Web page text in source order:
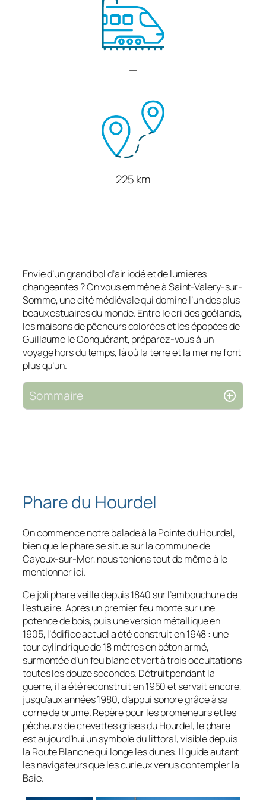
—
225 km
Envie d’un grand bol d’air iodé et de lumières
changeantes ? On vous emmène à Saint-Valery-sur-
Somme, une cité médiévale qui domine l’un des plus
beaux estuaires du monde. Entre le cri des goélands,
les maisons de pêcheurs colorées et les épopées de
Guillaume le Conquérant, préparez-vous à un
voyage hors du temps, là où la terre et la mer ne font
plus qu’un.
Sommaire
Phare du Hourdel
On commence notre balade à la Pointe du Hourdel,
bien que le phare se situe sur la commune de
Cayeux-sur-Mer, nous tenions tout de même à le
mentionner ici.
Ce joli phare veille depuis 1840 sur l’embouchure de
l’estuaire. Après un premier feu monté sur une
potence de bois, puis une version métallique en
1905, l’édifice actuel a été construit en 1948 : une
tour cylindrique de 18 mètres en béton armé,
surmontée d’un feu blanc et vert à trois occultations
toutes les douze secondes. Détruit pendant la
guerre, il a été reconstruit en 1950 et servait encore,
jusqu’aux années 1980, d’appui sonore grâce à sa
corne de brume. Repère pour les promeneurs et les
pêcheurs de crevettes grises du Hourdel, le phare
est aujourd’hui un symbole du littoral, visible depuis
la Route Blanche qui longe les dunes. Il guide autant
les navigateurs que les curieux venus contempler la
Baie.